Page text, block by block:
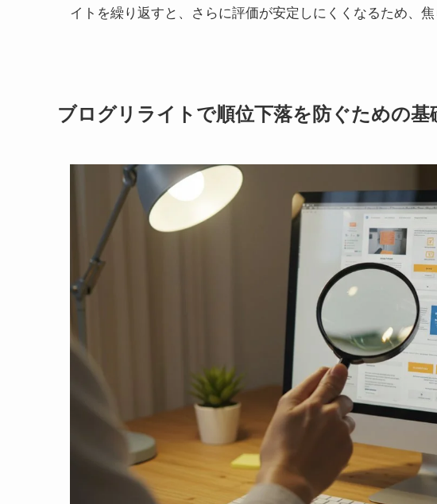
イトを繰り返すと、さらに評価が安定しにくくなるため、焦
ブログリライトで順位下落を防ぐための基